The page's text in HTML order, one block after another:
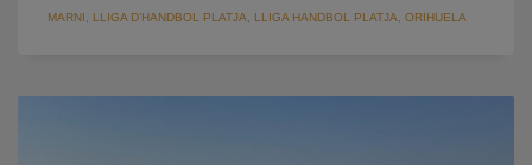
MARNI
LLIGA D’HANDBOL PLATJA LLIGA HANDBOL PLATJA ORIHUELA